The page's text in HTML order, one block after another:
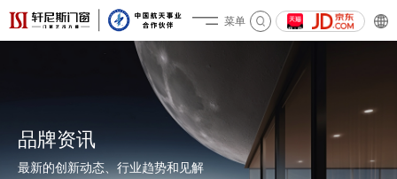
菜单
关于轩尼斯
品牌资讯
最新的创新动态、行业趋势和见解